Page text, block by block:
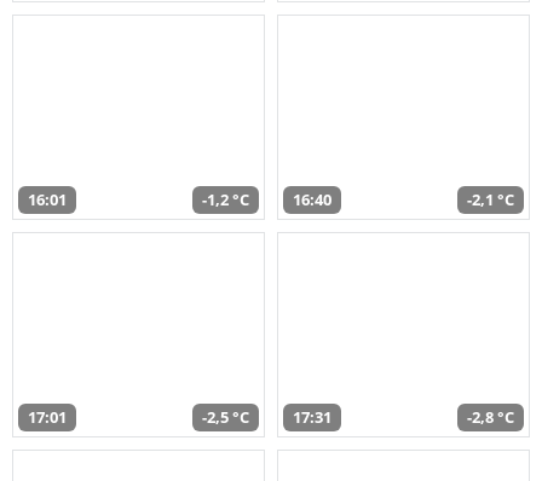
16:01 -1,2 °C 16:40 -2,1 °C
17:01 -2,5 °C 17:31 -2,8 °C